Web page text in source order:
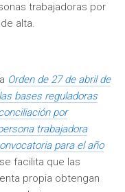
trabajadoras por
alta.
Orden de 27 de abril de
bases reguladoras
por
trabajadora
para el año
facilita que las
propia obtengan